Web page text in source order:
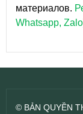
материалов.
Whatsapp,
© BẢN QUYỀN